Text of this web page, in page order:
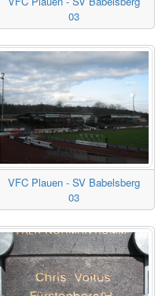
03
VFC Plauen - SV Babelsberg
03